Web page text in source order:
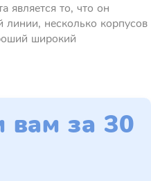
является то, что он
линии, несколько корпусов
широкий
вам за 30